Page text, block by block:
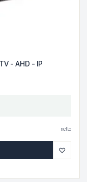
- AHD - IP
netto
♡